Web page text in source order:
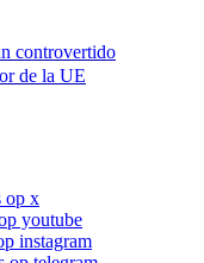
controvertido
de la UE
op x
youtube
instagram